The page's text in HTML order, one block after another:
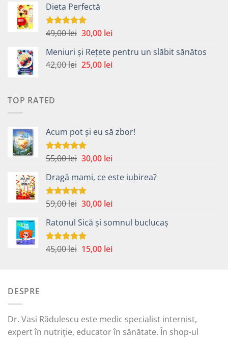
a
fost:
49,00 lei.
Dieta Perfectă
Evaluat la
49,00lei Prețul
a
fost:
30,00 leiPrețul
este:
30,00 lei.
Meniuri și Rețete pentru un slăbit sănătos
42,00lei Prețul
25,00 leiPrețul
TOP RATED
Acum pot și eu să zbor!
Evaluat la
55,00lei Prețul
a
fost:
55,00 lei.
30,00 leiPrețul
este:
Dragă mami, ce este iubirea?
Evaluat la
59,00lei Prețul
a
fost:
59,00 lei.
30,00 leiPrețul
este:
Ratonul Sică și somnul buclucaș
Evaluat la
45,00lei Prețul
15,00 leiPrețul
DESPRE
Dr. Vasi Rădulescu este medic specialist internist,
expert în nutriție, educator în sănătate. În shop-ul